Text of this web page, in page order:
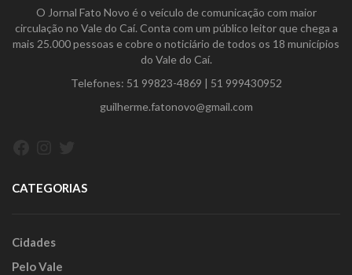
O Jornal Fato Novo é o veículo de comunicação com maior
circulação no Vale do Caí. Conta com um público leitor que chega a
mais 25.000 pessoas e cobre o noticiário de todos os 18 municípios
do Vale do Caí.
Telefones: 51 99823-4869 | 51 999430952
guilherme.fatonovo@gmail.com
CATEGORIAS
Cidades
Pelo Vale